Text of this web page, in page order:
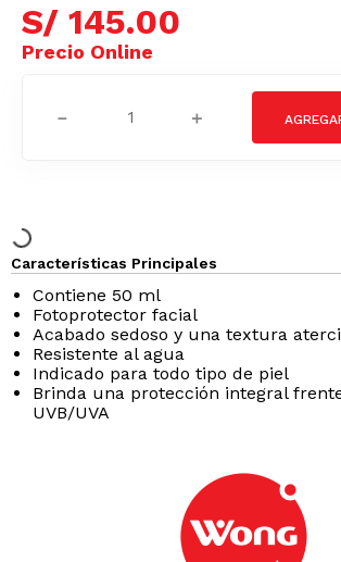
S/ 145.00
＋
－
Características Principales
Contiene 50 ml
Fotoprotector facial
Acabado sedoso y una textura
Resistente al agua
Indicado para todo tipo de piel
Brinda una protección integral
UVB/UVA